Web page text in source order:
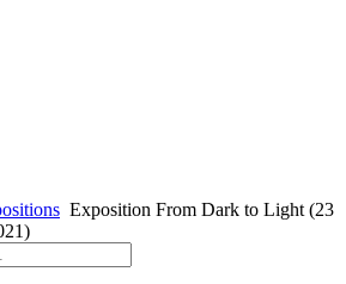
Exposition From Dark to Light (23